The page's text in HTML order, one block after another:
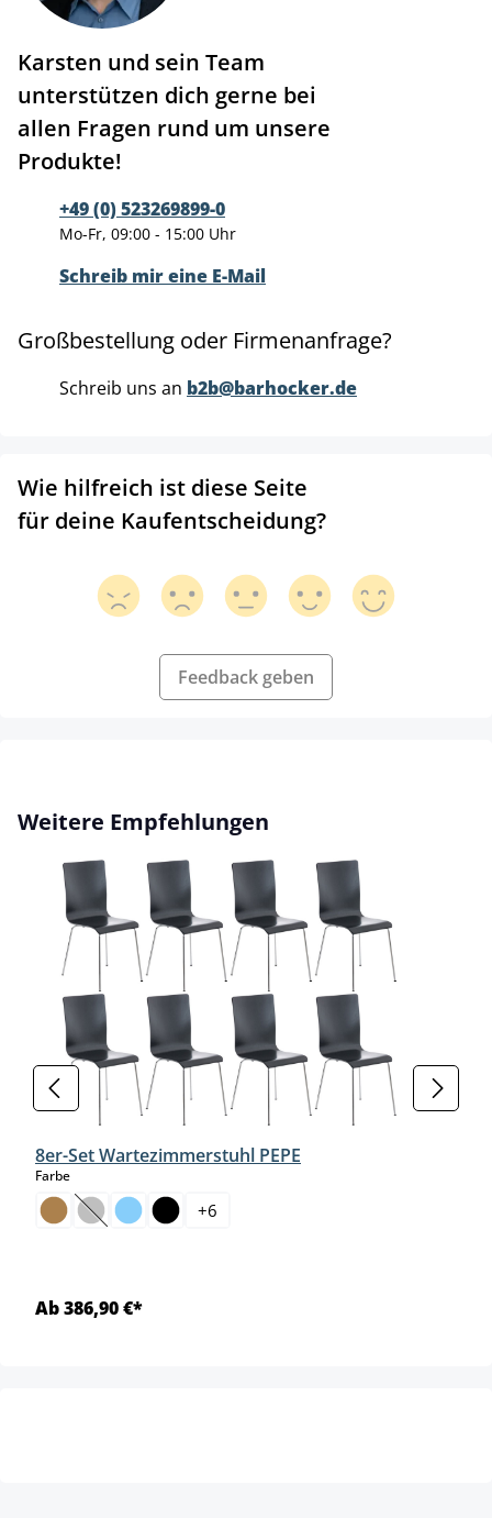
Karsten und sein Team
unterstützen dich gerne bei
allen Fragen rund um unsere
Produkte!
+49 (0) 523269899-0
Mo-Fr, 09:00 - 15:00 Uhr
Schreib mir eine E-Mail
Großbestellung oder Firmenanfrage?
Schreib uns an b2b@barhocker.de
Wie hilfreich ist diese Seite
für deine Kaufentscheidung?
Feedback geben
Produktgalerie überspringen
Weitere Empfehlungen
8er-Set Wartezimmerstuhl PEPE
Farbeauswählen
(Diese Option ist zurzeit nicht verfügbar.)
+6
Ab 386,90 €*